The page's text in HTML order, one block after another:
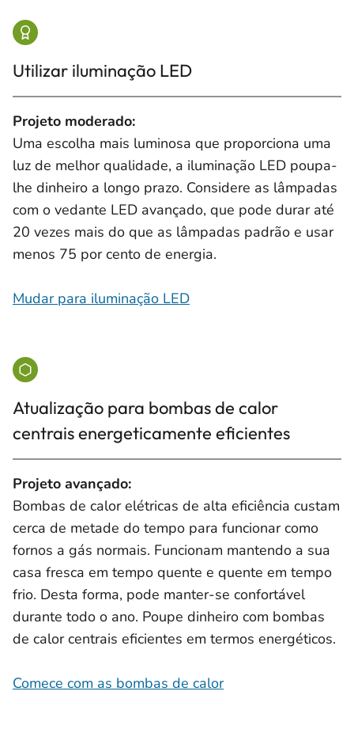
Utilizar iluminação LED
Projeto moderado:
Uma escolha mais luminosa que proporciona uma
luz de melhor qualidade, a iluminação LED poupa-
lhe dinheiro a longo prazo. Considere as lâmpadas
com o vedante LED avançado, que pode durar até
20 vezes mais do que as lâmpadas padrão e usar
menos 75 por cento de energia.
Mudar para iluminação LED
Atualização para bombas de calor
centrais energeticamente eficientes
Projeto avançado:
Bombas de calor elétricas de alta eficiência custam
cerca de metade do tempo para funcionar como
fornos a gás normais. Funcionam mantendo a sua
casa fresca em tempo quente e quente em tempo
frio. Desta forma, pode manter-se confortável
durante todo o ano. Poupe dinheiro com bombas
de calor centrais eficientes em termos energéticos.
Comece com as bombas de calor